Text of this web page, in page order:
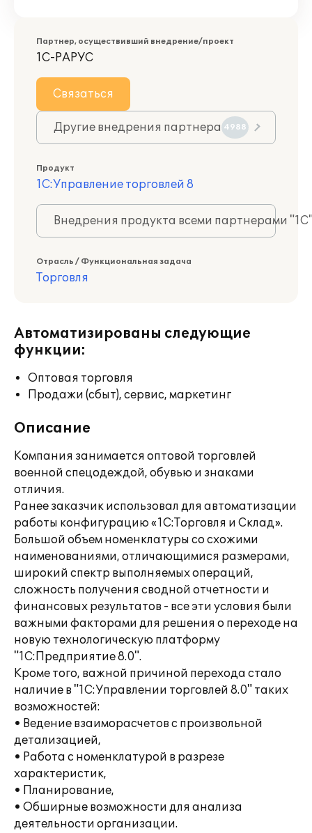
Партнер, осуществивший внедрение/проект
1С-РАРУС
Связаться
Другие внедрения партнера 4988
Продукт
1С:Управление торговлей 8
Внедрения продукта всеми партнерами
Отрасль / Функциональная задача
Торговля
Автоматизированы следующие
функции:
Оптовая торговля
Продажи (сбыт), сервис, маркетинг
Описание
Компания занимается оптовой торговлей
военной спецодеждой, обувью и знаками
отличия.
Ранее заказчик использовал для автоматизации
работы конфигурацию «1С:Торговля и Склад».
Большой объем номенклатуры со схожими
наименованиями, отличающимися размерами,
широкий спектр выполняемых операций,
сложность получения сводной отчетности и
финансовых результатов - все эти условия были
важными факторами для решения о переходе на
новую технологическую платформу
"1С:Предприятие 8.0".
Кроме того, важной причиной перехода стало
наличие в "1С:Управлении торговлей 8.0" таких
возможностей:
• Ведение взаиморасчетов с произвольной
детализацией,
• Работа с номенклатурой в разрезе
характеристик,
• Планирование,
• Обширные возможности для анализа
деятельности организации.